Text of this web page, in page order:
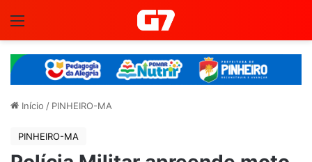
Início / PINHEIRO-MA
PINHEIRO-MA